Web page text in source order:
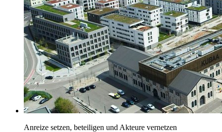
Anreize setzen, beteiligen und Akteure vernetzen